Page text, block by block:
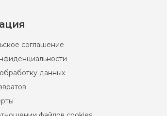
рост от 170см. Ворот "лодочка".
соглашение
данных